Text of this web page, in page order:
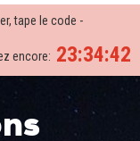
tape le code -
23:34:42
encore: